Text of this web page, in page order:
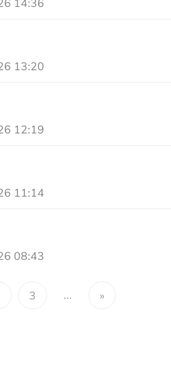
14:36
13:20
12:19
11:14
08:43
3 ... »